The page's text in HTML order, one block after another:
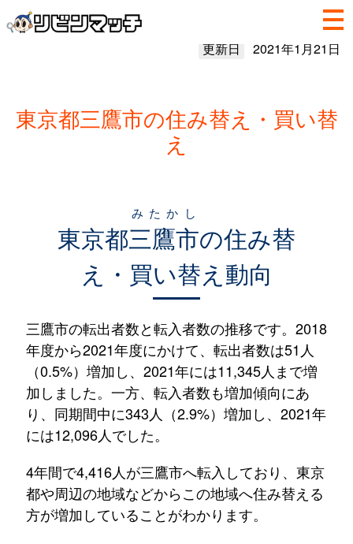
更新日 2021年1月21日
東京都三鷹市の住み替え・買い替
え
東京都三鷹市
みたかし
の住み替
え・買い替え動向
三鷹市の転出者数と転入者数の推移です。2018
年度から2021年度にかけて、転出者数は51人
（0.5%）増加し、2021年には11,345人まで増
加しました。一方、転入者数も増加傾向にあ
り、同期間中に343人（2.9%）増加し、2021年
には12,096人でした。
4年間で4,416人が三鷹市へ転入しており、東京
都や周辺の地域などからこの地域へ住み替える
方が増加していることがわかります。